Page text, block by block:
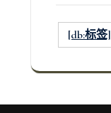
[db:标签]